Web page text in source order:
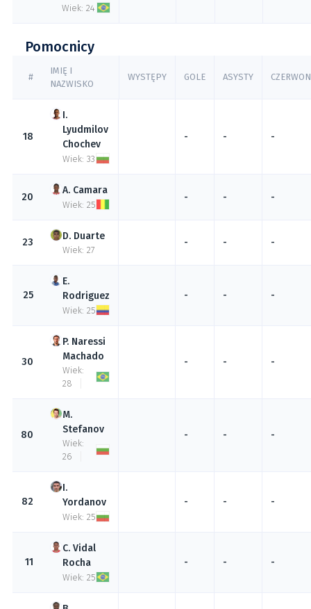
Wiek: 24
Pomocnicy
#
IMIĘ I
NAZWISKO
WYSTĘPY GOLE ASYSTY
18
Lyudmilov
Chochev
Wiek: 33
- - -
20
Camara
Wiek: 25
- - -
23
Duarte
Wiek: 27
- - -
25 Rodriguez
Wiek: 25
- - -
30
Naressi
Machado
Wiek:
28
- - -
80 Stefanov
Wiek:
26
- - -
82 Yordanov
Wiek: 25
- - -
11
Vidal
Rocha
Wiek: 25
- - -